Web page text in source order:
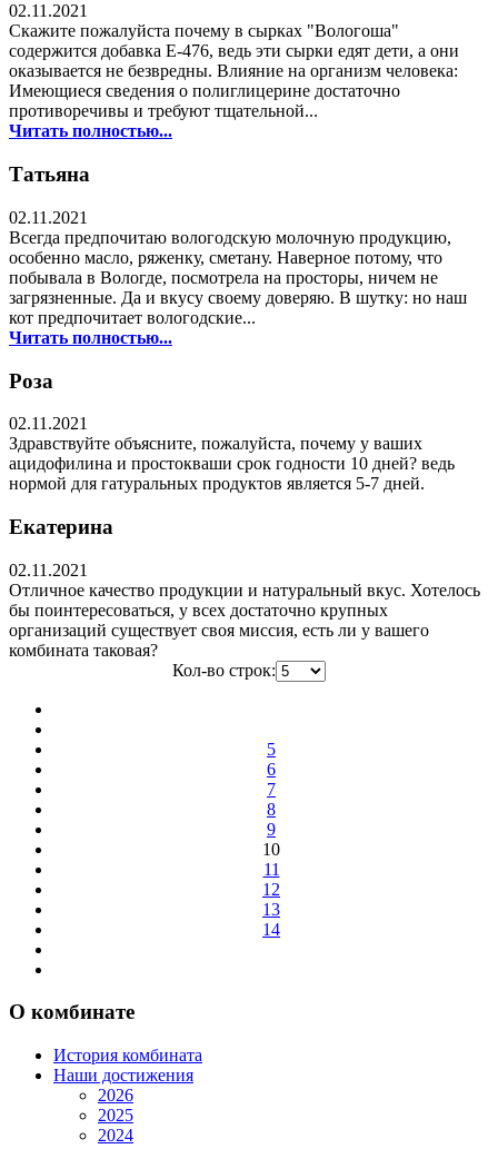
02.11.2021
Скажите пожалуйста почему в сырках "Вологоша"
содержится добавка Е-476, ведь эти сырки едят дети, а они
оказывается не безвредны. Влияние на организм человека:
Имеющиеся сведения о полиглицерине достаточно
противоречивы и требуют тщательной...
Читать полностью...
Татьяна
02.11.2021
Всегда предпочитаю вологодскую молочную продукцию,
особенно масло, ряженку, сметану. Наверное потому, что
побывала в Вологде, посмотрела на просторы, ничем не
загрязненные. Да и вкусу своему доверяю. В шутку: но наш
кот предпочитает вологодские...
Читать полностью...
Роза
02.11.2021
Здравствуйте объясните, пожалуйста, почему у ваших
ацидофилина и простокваши срок годности 10 дней? ведь
нормой для гатуральных продуктов является 5-7 дней.
Екатерина
02.11.2021
Отличное качество продукции и натуральный вкус. Хотелось
бы поинтересоваться, у всех достаточно крупных
организаций существует своя миссия, есть ли у вашего
комбината таковая?
Кол-во строк:
5
6
7
8
9
10
11
12
13
14
О комбинате
История комбината
Наши достижения
2026
2025
2024